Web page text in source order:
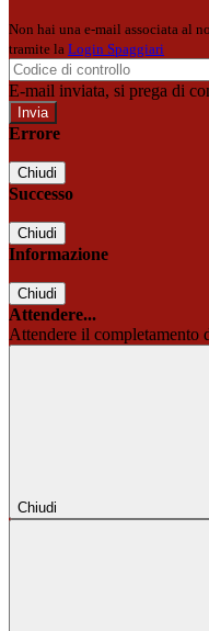
Non hai una e-mail associata al
tramite la Login Spaggiari
E-mail inviata, si prega di
Errore
Chiudi
Successo
Chiudi
Informazione
Chiudi
Attendere...
Attendere il completamento
Chiudi